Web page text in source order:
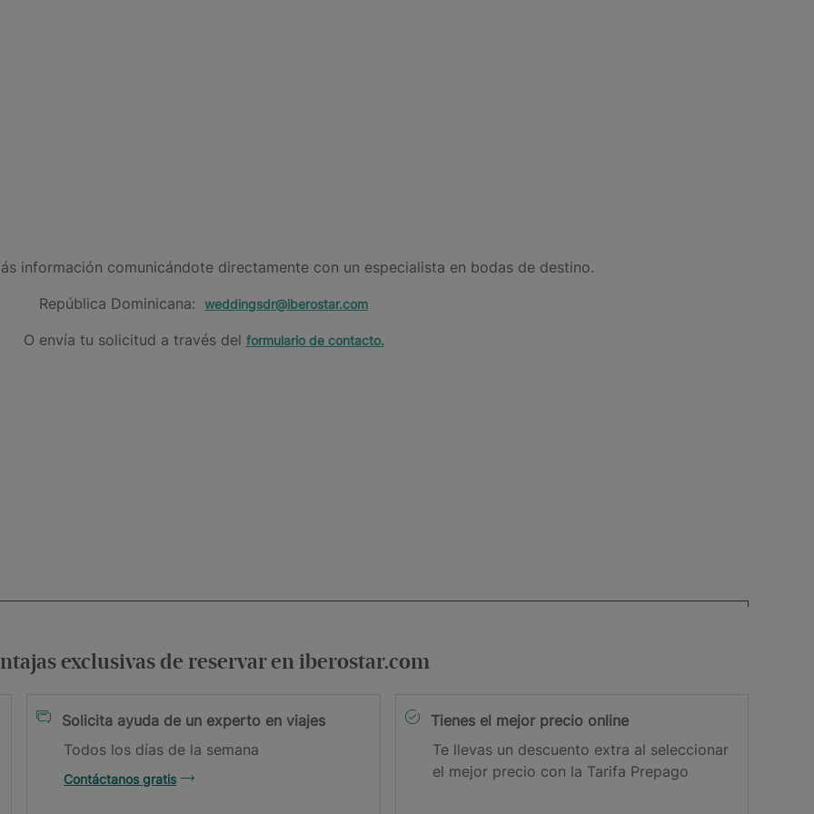
información comunicándote directamente con un especialista en bodas de destino.
República Dominicana: weddingsdr@iberostar.com
O envía tu solicitud a través del formulario de contacto.
exclusivas de reservar en iberostar.com
Solicita ayuda de un experto en viajes
Todos los días de la semana
Contáctanos gratis
Tienes el mejor precio online
Te llevas un descuento extra al seleccionar
el mejor precio con la Tarifa Prepago